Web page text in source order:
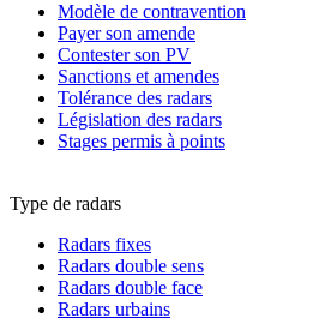
Modèle de contravention
Payer son amende
Contester son PV
Sanctions et amendes
Tolérance des radars
Législation des radars
Stages permis à points
Type de radars
Radars fixes
Radars double sens
Radars double face
Radars urbains